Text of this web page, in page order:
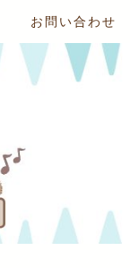
お問い合わせ